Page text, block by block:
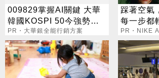
009829掌握AI關鍵 大華
韓國KOSPI 50今強勢開
募
PR・大華銀全能行銷方案
踩著空氣
每一步都
PR・NIKE